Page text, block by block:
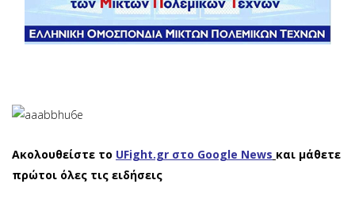
Ακολουθείστε το UFight.gr στο Google News και μάθετε
πρώτοι όλες τις ειδήσεις